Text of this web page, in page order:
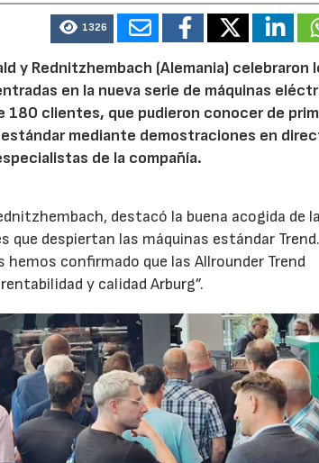
1326
y Rednitzhembach (Alemania) celebraron
en la nueva serie de máquinas
180 clientes, que pudieron conocer de
mediante demostraciones en
de la compañía.
destacó la buena acogida de la
despiertan las máquinas estándar
confirmado que las Allrounder Trend
y calidad Arburg”.
23/07/2026 30/07/2026